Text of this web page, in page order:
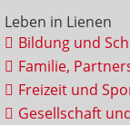
Leben in Lienen
Bildung und
Familie,
Freizeit und
Gesellschaft